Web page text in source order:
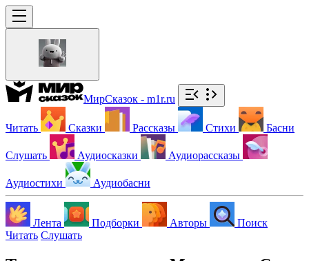
МирСказок - m1r.ru
Читать Сказки Рассказы Стихи Басни
Слушать Аудиосказки Аудиорассказы
Аудиостихи Аудиобасни
Лента Подборки Авторы
Поиск
Читать Слушать